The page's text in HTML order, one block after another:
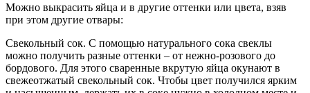
Можно выкрасить яйца и в другие оттенки или цвета, взяв
при этом другие отвары:
Свекольный сок. С помощью натурального сока свеклы
можно получить разные оттенки – от нежно-розового до
бордового. Для этого сваренные вкрутую яйца окунают в
свежеотжатый свекольный сок. Чтобы цвет получился ярким